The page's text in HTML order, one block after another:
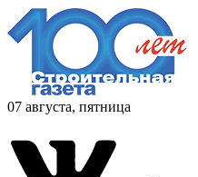
07 августа, пятница